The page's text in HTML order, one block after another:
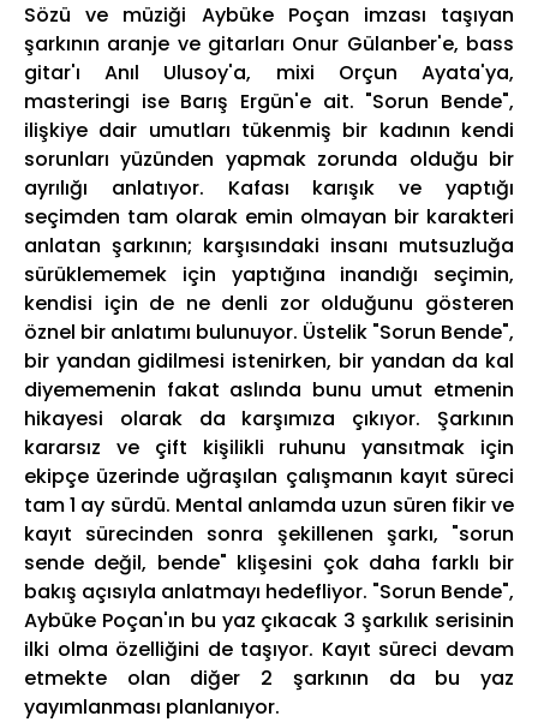
Sözü ve müziği Aybüke Poçan imzası taşıyan
şarkının aranje ve gitarları Onur Gülanber'e, bass
gitar'ı Anıl Ulusoy'a, mixi Orçun Ayata'ya,
masteringi ise Barış Ergün'e ait. "Sorun Bende",
ilişkiye dair umutları tükenmiş bir kadının kendi
sorunları yüzünden yapmak zorunda olduğu bir
ayrılığı anlatıyor. Kafası karışık ve yaptığı
seçimden tam olarak emin olmayan bir karakteri
anlatan şarkının; karşısındaki insanı mutsuzluğa
sürüklememek için yaptığına inandığı seçimin,
kendisi için de ne denli zor olduğunu gösteren
öznel bir anlatımı bulunuyor. Üstelik "Sorun Bende",
bir yandan gidilmesi istenirken, bir yandan da kal
diyememenin fakat aslında bunu umut etmenin
hikayesi olarak da karşımıza çıkıyor. Şarkının
kararsız ve çift kişilikli ruhunu yansıtmak için
ekipçe üzerinde uğraşılan çalışmanın kayıt süreci
tam 1 ay sürdü. Mental anlamda uzun süren fikir ve
kayıt sürecinden sonra şekillenen şarkı, "sorun
sende değil, bende" klişesini çok daha farklı bir
bakış açısıyla anlatmayı hedefliyor. "Sorun Bende",
Aybüke Poçan'ın bu yaz çıkacak 3 şarkılık serisinin
ilki olma özelliğini de taşıyor. Kayıt süreci devam
etmekte olan diğer 2 şarkının da bu yaz
yayımlanması planlanıyor.